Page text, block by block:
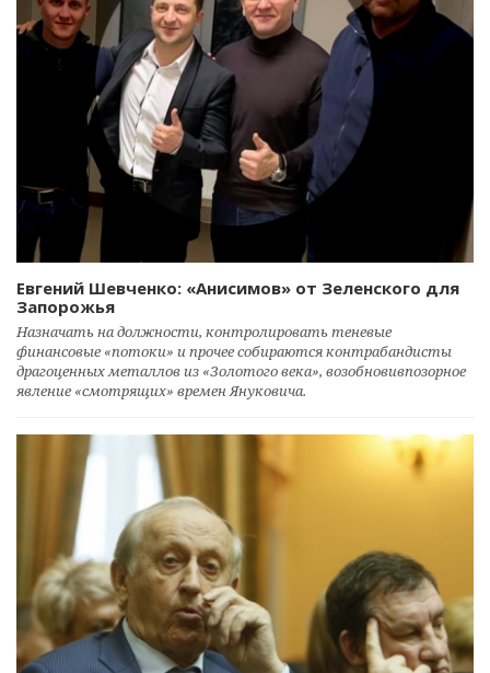
Евгений Шевченко: «Анисимов» от Зеленского для
Запорожья
Назначать на должности, контролировать теневые
финансовые «потоки» и прочее собираются контрабандисты
драгоценных металлов из «Золотого века», возобновивпозорное
явление «смотрящих» времен Януковича.